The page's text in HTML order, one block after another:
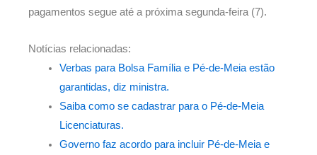
pagamentos segue até a próxima segunda-feira (7).
Notícias relacionadas:
Verbas para Bolsa Família e Pé-de-Meia estão
garantidas, diz ministra.
Saiba como se cadastrar para o Pé-de-Meia
Licenciaturas.
Governo faz acordo para incluir Pé-de-Meia e